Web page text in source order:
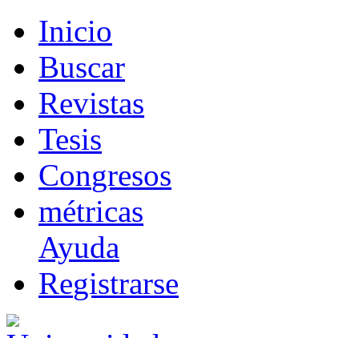
Inicio
Buscar
Revistas
Tesis
Congresos
métricas
Ayuda
Registrarse